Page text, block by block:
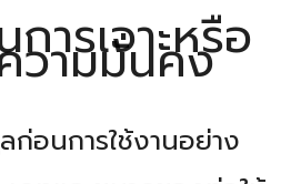
การเจาะหรือ
วามมั่นคง
อนการใช้งานอย่าง